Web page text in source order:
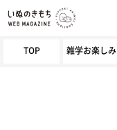
TOP 雑学お楽しみ